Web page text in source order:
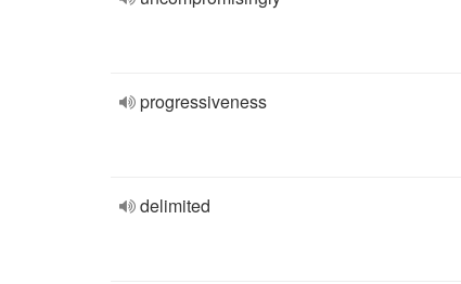
progressiveness
delimited